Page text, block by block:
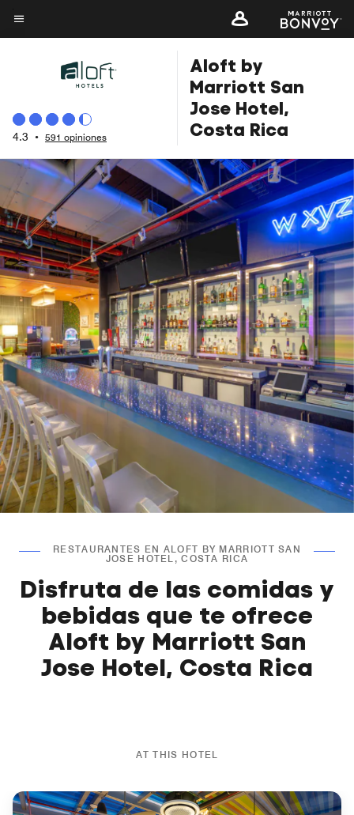
Skip
toTexto del menú
4.3 • 591 opiniones
Aloft by
Marriott San
Jose Hotel,
Costa Rica
RESTAURANTES EN ALOFT BY MARRIOTT SAN
JOSE HOTEL, COSTA RICA
Disfruta de las comidas y
bebidas que te ofrece
Aloft by Marriott San
Jose Hotel, Costa Rica
AT THIS HOTEL